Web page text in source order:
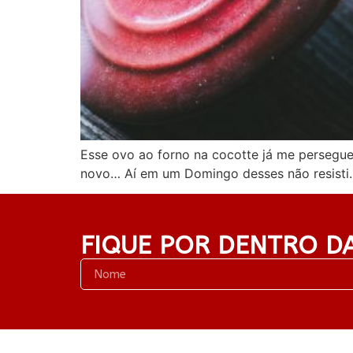
Esse ovo ao forno na cocotte já me
novo… Aí em um Domingo desses não
FIQUE POR DENTRO